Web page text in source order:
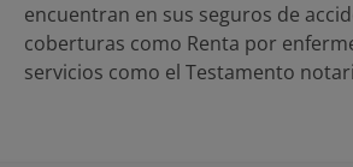
encuentran en sus seguros de
coberturas como Renta por
servicios como el Testamento